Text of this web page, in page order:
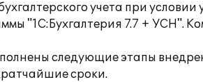
учета при
"1С:Бухгалтерия 7.7 + УСН".
следующие этапы
сроки.